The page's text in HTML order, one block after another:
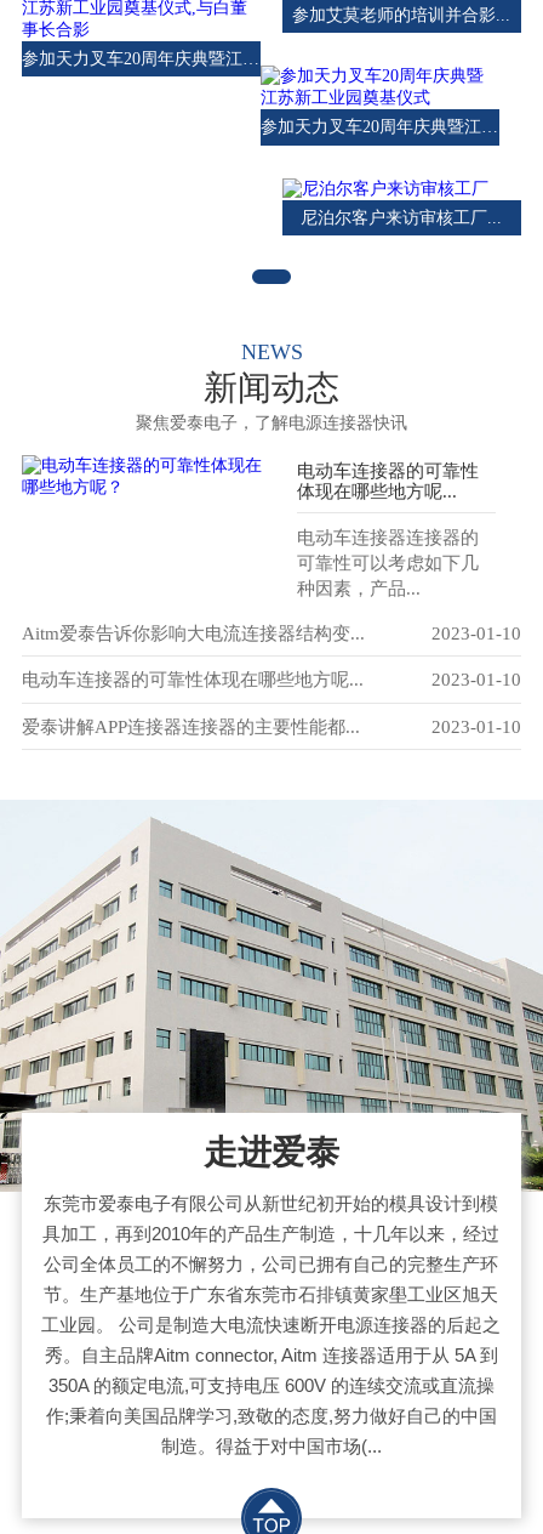
参加艾莫老师的培训并合影...
参加天力叉车20周年庆典暨江苏新工业园奠基仪式...
尼泊尔客户来访审核工厂...
NEWS
新闻动态
聚焦爱泰电子，了解电源连接器快讯
电动车连接器的可靠性
体现在哪些地方呢...
电动车连接器连接器的
可靠性可以考虑如下几
种因素，产品...
Aitm爱泰告诉你影响大电流连接器结构变... 2023-01-10
电动车连接器的可靠性体现在哪些地方呢... 2023-01-10
爱泰讲解APP连接器连接器的主要性能都... 2023-01-10
走进爱泰
东莞市爱泰电子有限公司从新世纪初开始的模具设计到模
具加工，再到2010年的产品生产制造，十几年以来，经过
公司全体员工的不懈努力，公司已拥有自己的完整生产环
节。生产基地位于广东省东莞市石排镇黄家壆工业区旭天
工业园。 公司是制造大电流快速断开电源连接器的后起之
秀。自主品牌Aitm connector, Aitm 连接器适用于从 5A 到
350A 的额定电流,可支持电压 600V 的连续交流或直流操
作;秉着向美国品牌学习,致敬的态度,努力做好自己的中国
制造。得益于对中国市场(...